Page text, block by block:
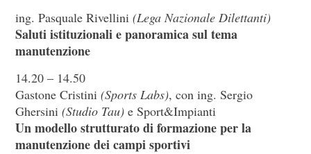
ing. Pasquale Rivellini(Lega Nazionale Dilettanti)
Saluti istituzionali e panoramica sul tema
manutenzione
14.20 – 14.50
Gastone Cristini(Sports Labs), con ing. Sergio
Ghersini(Studio Tau) e Sport&Impianti
Un modello strutturato di formazione per la
manutenzione dei campi sportivi